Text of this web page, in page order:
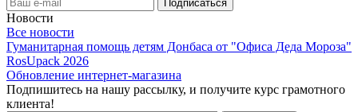
Новости
Все новости
Гуманитарная помощь детям Донбаса от "Офиса Деда Мороза"
RosUpack 2026
Обновление интернет-магазина
Подпишитесь на нашу рассылку, и получите курс грамотного
клиента!